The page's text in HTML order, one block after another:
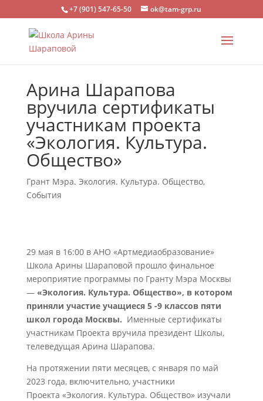
+7 (901) 547-65-50 ok@tam-grp.ru
Арина Шарапова
вручила сертификаты
участникам проекта
«Экология. Культура.
Общество»
Грант Мэра. Экология. Культура. Общество,
События
29 мая в 16:00 в АНО «Артмедиаобразование»
Школа Арины Шараповой прошло финальное
мероприятие программы по Гранту Мэра Москвы
— «Экология. Культура. Общество», в котором
приняли участие учащиеся 5 -9 классов пяти
школ города Москвы. Именные сертификаты
участникам Проекта вручила президент Школы,
телеведущая Арина Шарапова.
На протяжении пяти месяцев, с января по май
2023 года, включительно, участники
Проекта «Экология. Культура. Общество» изучали